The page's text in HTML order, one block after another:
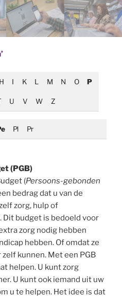
H I K L M N O P
U V W Z
Pl Pr
(PGB)
(Persoons-gebonden
bedrag dat u van de
zorg, hulp of
budget is bedoeld voor
zorg nodig hebben
hebben. Of omdat ze
kunnen. Met een PGB
helpen. U kunt zorg
U kunt ook iemand uit uw
u te helpen. Het idee is dat